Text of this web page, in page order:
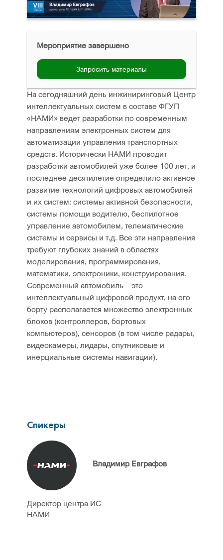
Мероприятие завершено
Запросить материалы
На сегодняшний день инжиниринговый Центр
интеллектуальных систем в составе ФГУП
«НАМИ» ведет разработки по современным
направлениям электронных систем для
автоматизации управления транспортных
средств. Исторически НАМИ проводит
разработки автомобилей уже более 100 лет, и
последнее десятилетие определило активное
развитие технологий цифровых автомобилей
и их систем: системы активной безопасности,
системы помощи водителю, беспилотное
управление автомобилем, телематические
системы и сервисы и т.д. Все эти направления
требуют глубоких знаний в областях
моделирования, программирования,
математики, электроники, конструирования.
Современный автомобиль – это
интеллектуальный цифровой продукт, на его
борту располагается множество электронных
блоков (контроллеров, бортовых
компьютеров), сенсоров (в том числе радары,
видеокамеры, лидары, спутниковые и
инерциальные системы навигации).
Спикеры
Владимир Евграфов
Директор центра ИС
НАМИ